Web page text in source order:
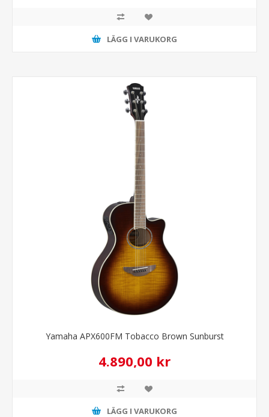
LÄGG I VARUKORG
Yamaha APX600FM Tobacco Brown Sunburst
4.890,00 kr
LÄGG I VARUKORG